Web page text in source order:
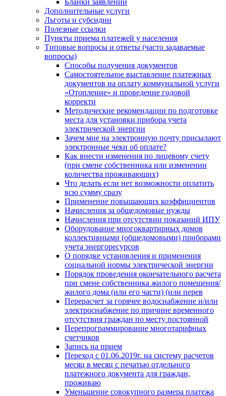
Бланки заявлений
Дополнительные услуги
Льготы и субсидии
Полезные ссылки
Пункты приема платежей у населения
Типовые вопросы и ответы (часто задаваемые
вопросы)
Способы получения документов
Самостоятельное выставление платежных
документов на оплату коммунальной услуги
«Отопление» и проведение годовой
корректи
Методические рекомендации по подготовке
места для установки прибора учета
электрической энергии
Зачем мне на электронную почту присылают
электронные чеки об оплате?
Как внести изменения по лицевому счету
(при смене собственника или изменении
количества проживающих)
Что делать если нет возможности оплатить
всю сумму сразу
Применение повышающих коэффициентов
Начисления за общедомовые нужды
Начисления при отсутствии показаний ИПУ
Оборудование многоквартирных домов
коллективными (общедомовыми) приборами
учета энергоресурсов
О порядке установления и применения
социальной нормы электрической энергии
Порядок проведения окончательного расчета
при смене собственника жилого помещения/
жилого дома (или его части) (или перев
Перерасчет за горячее водоснабжение и/или
электроснабжение по причине временного
отсутствия граждан по месту постоянной
Перепрограммирование многотарифных
счетчиков
Запись на прием
Переход с 01.06.2019г. на систему расчетов
месяц в месяц с печатью отдельного
платежного документа для граждан,
проживаю
Уменьшение совокупного размера платежа